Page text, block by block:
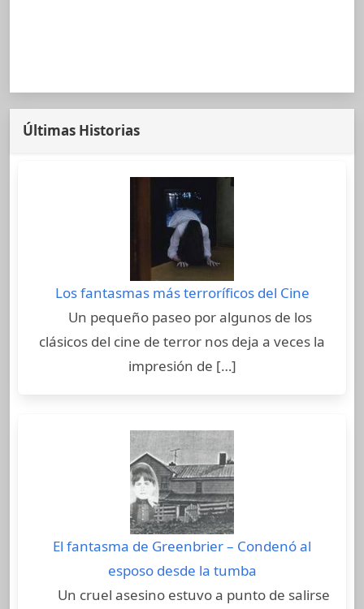
Últimas Historias
Los fantasmas más terroríficos del Cine
Un pequeño paseo por algunos de los
clásicos del cine de terror nos deja a veces la
impresión de […]
El fantasma de Greenbrier – Condenó al
esposo desde la tumba
Un cruel asesino estuvo a punto de salirse